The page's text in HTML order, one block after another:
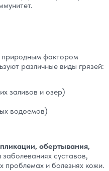
фактором
различные виды грязей:
заливов и озер)
водоемов)
обертывания,
суставов,
проблемах и болезнях кожи.